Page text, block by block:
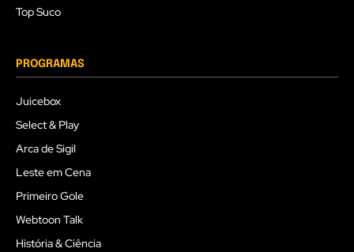
Top Suco
PROGRAMAS
Juicebox
Select & Play
Arca de Sigil
Leste em Cena
Primeiro Gole
Webtoon Talk
História & Ciência